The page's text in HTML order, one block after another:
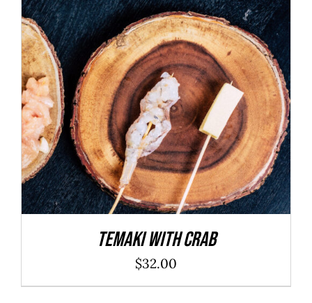
ADD TO CART / DÉTAILS
Temaki With Crab
$32.00